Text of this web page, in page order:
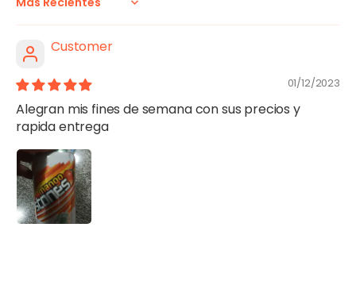
Sort by
Customer
01/12/2023
Alegran mis fines de semana con sus precios y
rapida entrega